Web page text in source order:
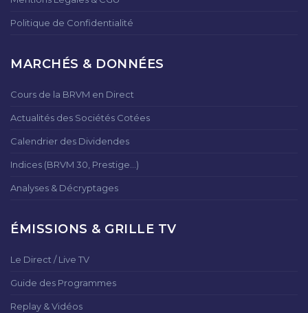
Politique de Confidentialité
MARCHÉS & DONNÉES
Cours de la BRVM en Direct
Actualités des Sociétés Cotées
Calendrier des Dividendes
Indices (BRVM 30, Prestige...)
Analyses & Décryptages
ÉMISSIONS & GRILLE TV
Le Direct / Live TV
Guide des Programmes
Replay & Vidéos